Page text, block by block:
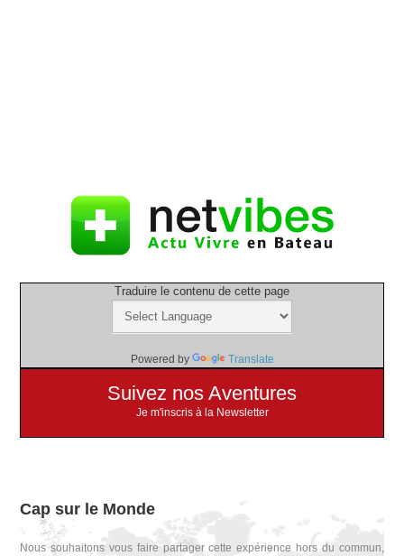
Traduire le contenu de cette page
Powered by Translate
Suivez nos Aventures
Je m'inscris à la Newsletter
Cap sur le Monde
Nous souhaitons vous faire partager cette expérience hors du commun,